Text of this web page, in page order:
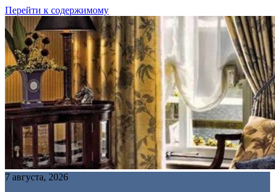
Перейти к содержимому
7 августа, 2026